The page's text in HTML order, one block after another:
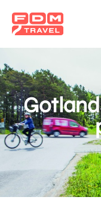
til
hovedindhold